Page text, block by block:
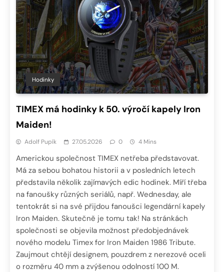
Hodinky
TIMEX má hodinky k 50. výročí kapely Iron
Maiden!
Adolf Pupík 27.05.2026 0 4 Mins
Americkou společnost TIMEX netřeba představovat.
Má za sebou bohatou historii a v posledních letech
představila několik zajímavých edic hodinek. Míří třeba
na fanoušky různých seriálů, např. Wednesday, ale
tentokrát si na své přijdou fanoušci legendární kapely
Iron Maiden. Skutečně je tomu tak! Na stránkách
společnosti se objevila možnost předobjednávek
nového modelu Timex for Iron Maiden 1986 Tribute.
Zaujmout chtějí designem, pouzdrem z nerezové oceli
o rozměru 40 mm a zvýšenou odolností 100 M.